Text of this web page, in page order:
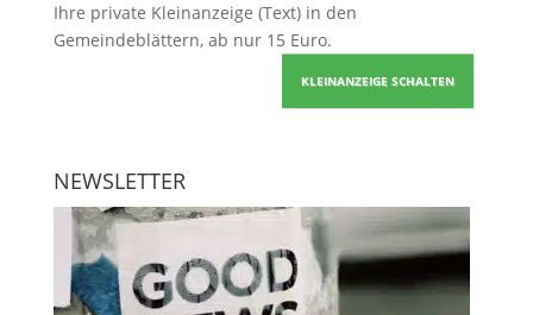
Ihre private Kleinanzeige (Text) in den
Gemeindeblättern, ab nur 15 Euro.
KLEINANZEIGE SCHALTEN
NEWSLETTER